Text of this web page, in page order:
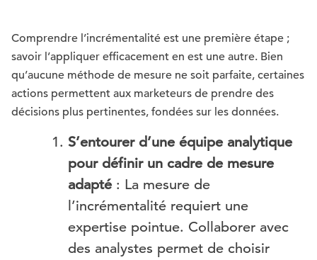
Comprendre l’incrémentalité est une première étape ;
savoir l’appliquer efficacement en est une autre. Bien
qu’aucune méthode de mesure ne soit parfaite, certaines
actions permettent aux marketeurs de prendre des
décisions plus pertinentes, fondées sur les données.
S’entourer d’une équipe analytique
pour définir un cadre de mesure
adapté : La mesure de
l’incrémentalité requiert une
expertise pointue. Collaborer avec
des analystes permet de choisir